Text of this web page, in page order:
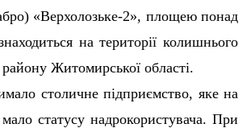
«Верхолозьке-2», площею понад
на території колишнього
району Житомирської області.
столичне підприємство, яке на
статусу надрокористувача. При